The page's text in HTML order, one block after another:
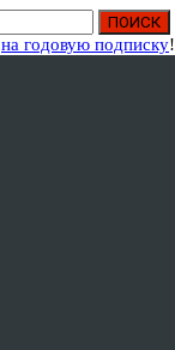
на годовую подписку!